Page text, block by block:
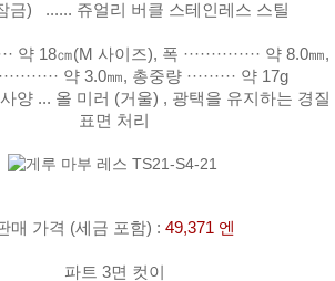
금) ...... 쥬얼리 버클 스테인레스 스틸
약 18㎝(M 사이즈), 폭 ·············· 약 8.0㎜,
약 3.0㎜, 총중량 ········· 약 17g
양 ... 올 미러 (거울) , 광택을 유지하는 경질
표면 처리
매 가격 (세금 포함) : 49,371 엔
파트 3면 컷이